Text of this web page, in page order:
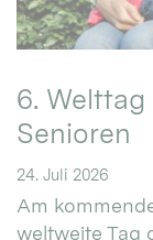
6.
Senioren
24. Juli 2026
Am
weltweite Tag